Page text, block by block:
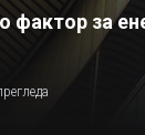
фактор за